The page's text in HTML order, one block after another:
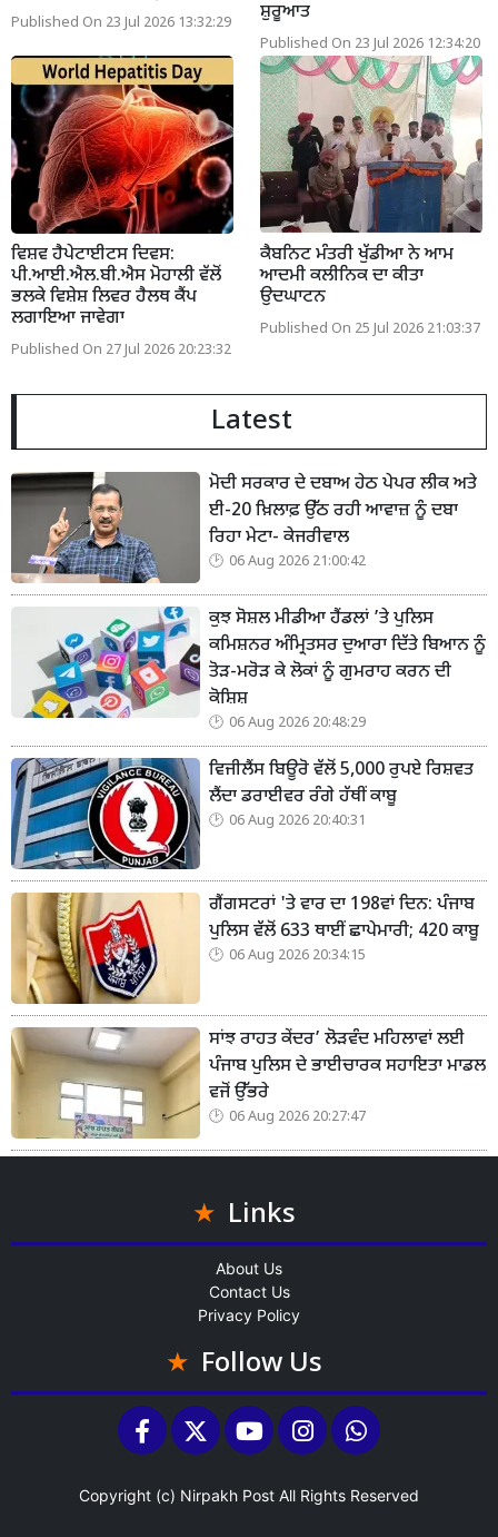
Published On 23 Jul 2026 13:32:29
ਸ਼ੁਰੂਆਤ
Published On 23 Jul 2026 12:34:20
ਵਿਸ਼ਵ ਹੈਪੇਟਾਈਟਸ ਦਿਵਸ:
ਪੀ.ਆਈ.ਐਲ.ਬੀ.ਐਸ ਮੋਹਾਲੀ ਵੱਲੋਂ
ਭਲਕੇ ਵਿਸ਼ੇਸ਼ ਲਿਵਰ ਹੈਲਥ ਕੈਂਪ
ਲਗਾਇਆ ਜਾਵੇਗਾ
Published On 27 Jul 2026 20:23:32
ਕੈਬਨਿਟ ਮੰਤਰੀ ਖੁੱਡੀਆ ਨੇ ਆਮ
ਆਦਮੀ ਕਲੀਨਿਕ ਦਾ ਕੀਤਾ
ਉਦਘਾਟਨ
Published On 25 Jul 2026 21:03:37
Latest
ਮੋਦੀ ਸਰਕਾਰ ਦੇ ਦਬਾਅ ਹੇਠ ਪੇਪਰ ਲੀਕ ਅਤੇ
ਈ-20 ਖ਼ਿਲਾਫ਼ ਉੱਠ ਰਹੀ ਆਵਾਜ਼ ਨੂੰ ਦਬਾ
ਰਿਹਾ ਮੇਟਾ- ਕੇਜਰੀਵਾਲ
06 Aug 2026 21:00:42
ਕੁਝ ਸੋਸ਼ਲ ਮੀਡੀਆ ਹੈਂਡਲਾਂ ’ਤੇ ਪੁਲਿਸ
ਕਮਿਸ਼ਨਰ ਅੰਮ੍ਰਿਤਸਰ ਦੁਆਰਾ ਦਿੱਤੇ ਬਿਆਨ ਨੂੰ
ਤੋੜ-ਮਰੋੜ ਕੇ ਲੋਕਾਂ ਨੂੰ ਗੁਮਰਾਹ ਕਰਨ ਦੀ
ਕੋਸ਼ਿਸ਼
06 Aug 2026 20:48:29
ਵਿਜੀਲੈਂਸ ਬਿਊਰੋ ਵੱਲੋਂ 5,000 ਰੁਪਏ ਰਿਸ਼ਵਤ
ਲੈਂਦਾ ਡਰਾਈਵਰ ਰੰਗੇ ਹੱਥੀਂ ਕਾਬੂ
06 Aug 2026 20:40:31
ਗੈਂਗਸਟਰਾਂ 'ਤੇ ਵਾਰ ਦਾ 198ਵਾਂ ਦਿਨ: ਪੰਜਾਬ
ਪੁਲਿਸ ਵੱਲੋਂ 633 ਥਾਈਂ ਛਾਪੇਮਾਰੀ; 420 ਕਾਬੂ
06 Aug 2026 20:34:15
ਸਾਂਝ ਰਾਹਤ ਕੇਂਦਰ’ ਲੋੜਵੰਦ ਮਹਿਲਾਵਾਂ ਲਈ
ਪੰਜਾਬ ਪੁਲਿਸ ਦੇ ਭਾਈਚਾਰਕ ਸਹਾਇਤਾ ਮਾਡਲ
ਵਜੋਂ ਉੱਭਰੇ
06 Aug 2026 20:27:47
Links
About Us
Contact Us
Privacy Policy
Follow Us
Copyright (c) Nirpakh Post All Rights Reserved